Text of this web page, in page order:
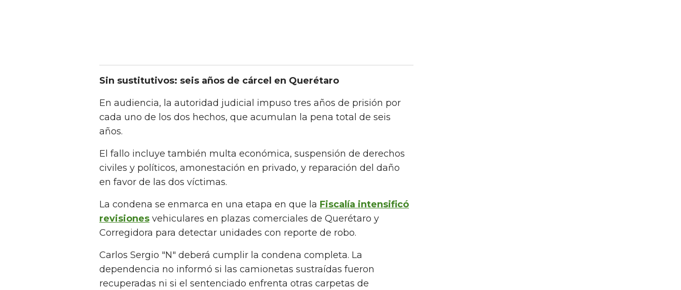
Sin sustitutivos: seis años de cárcel en Querétaro
En audiencia, la autoridad judicial impuso tres años de prisión por
cada uno de los dos hechos, que acumulan la pena total de seis
años.
El fallo incluye también multa económica, suspensión de derechos
civiles y políticos, amonestación en privado, y reparación del daño
en favor de las dos víctimas.
La condena se enmarca en una etapa en que la Fiscalía intensificó
revisiones vehiculares en plazas comerciales de Querétaro y
Corregidora para detectar unidades con reporte de robo.
Carlos Sergio "N" deberá cumplir la condena completa. La
dependencia no informó si las camionetas sustraídas fueron
recuperadas ni si el sentenciado enfrenta otras carpetas de